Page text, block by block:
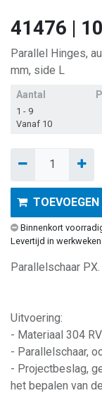
41476 |
Parallel Hinges,
mm, side L
Aantal
1 - 9
Vanaf 10
Binnenkort
Levertijd in werkweken
Parallelschaar PX.
Uitvoering:
- Materiaal 304
- Parallelschaar,
- Projectbeslag,
het bepalen van